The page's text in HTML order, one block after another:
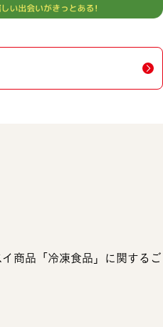
商品「冷凍食品」に関するご